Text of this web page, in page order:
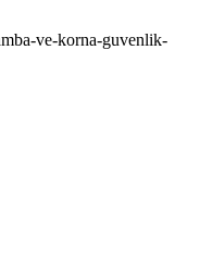
ve-korna-guvenlik-